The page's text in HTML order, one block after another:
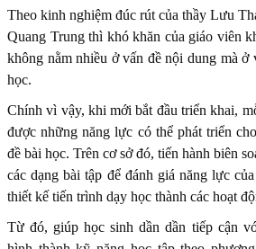
Theo kinh nghiệm đúc rút của thầy Lưu
Quang Trung thì khó khăn của giáo viên
không nằm nhiều ở vấn đề nội dung mà ở
học.
Chính vì vậy, khi mới bắt đầu triển khai,
được những năng lực có thể phát triển
đề bài học. Trên cơ sở đó, tiến hành biên
các dạng bài tập để đánh giá năng lực
thiết kế tiến trình dạy học thành các hoạt
Từ đó, giúp học sinh dần dần tiếp cận